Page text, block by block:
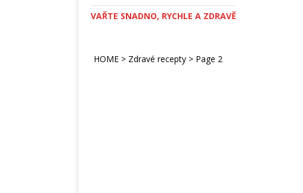
VAŘTE SNADNO, RYCHLE A ZDRAVĚ
HOME > Zdravé recepty > Page 2